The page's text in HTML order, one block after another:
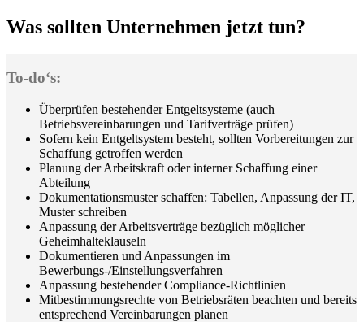
Was sollten Unternehmen jetzt tun?
To-do‘s:
Überprüfen bestehender Entgeltsysteme (auch
Betriebsvereinbarungen und Tarifverträge prüfen)
Sofern kein Entgeltsystem besteht, sollten Vorbereitungen zur
Schaffung getroffen werden
Planung der Arbeitskraft oder interner Schaffung einer
Abteilung
Dokumentationsmuster schaffen: Tabellen, Anpassung der IT,
Muster schreiben
Anpassung der Arbeitsverträge bezüglich möglicher
Geheimhalteklauseln
Dokumentieren und Anpassungen im
Bewerbungs-/Einstellungsverfahren
Anpassung bestehender Compliance-Richtlinien
Mitbestimmungsrechte von Betriebsräten beachten und bereits
entsprechend Vereinbarungen planen